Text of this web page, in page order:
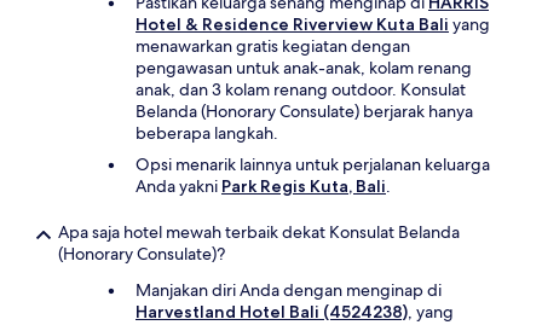
Hotel & Residence Riverview Kuta Bali yang
menawarkan gratis kegiatan dengan
pengawasan untuk anak-anak, kolam renang
anak, dan 3 kolam renang outdoor. Konsulat
Belanda (Honorary Consulate) berjarak hanya
beberapa langkah.
Opsi menarik lainnya untuk perjalanan keluarga
Anda yakni Park Regis Kuta, Bali.
Apa saja hotel mewah terbaik dekat Konsulat Belanda
(Honorary Consulate)?
Manjakan diri Anda dengan menginap di
Harvestland Hotel Bali (4524238), yang